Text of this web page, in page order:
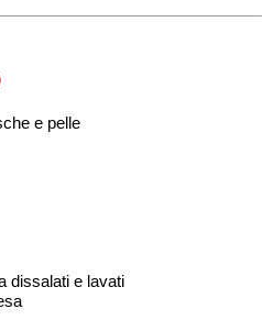
e pelle
dissalati e lavati